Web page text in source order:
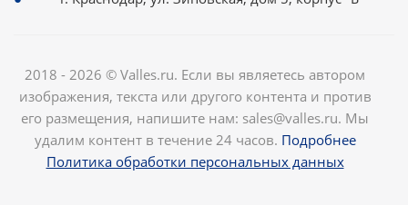
2018 - 2026 © Valles.ru. Если вы являетесь автором
изображения, текста или другого контента и против
его размещения, напишите нам: sales@valles.ru. Мы
удалим контент в течение 24 часов. Подробнее
Политика обработки персональных данных